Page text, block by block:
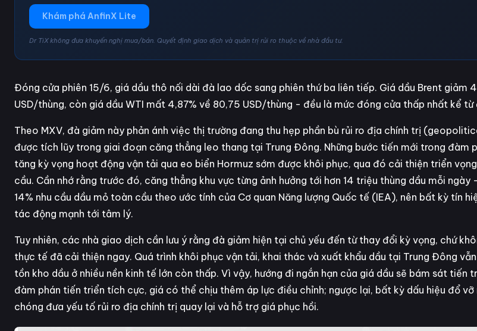
Khám phá AnfinX Lite
Dr TiX không đưa khuyến nghị mua/bán. Quyết định giao dịch và quản trị rủi ro thuộc về nhà đầu tư.
Đóng cửa phiên 15/6, giá dầu thô nối dài đà lao dốc sang phiên thứ ba liên tiếp. Giá dầu Brent giảm
USD/thùng, còn giá dầu WTI mất 4,87% về 80,75 USD/thùng - đều là mức đóng cửa thấp nhất kể từ
Theo MXV, đà giảm này phản ánh việc thị trường đang thu hẹp phần bù rủi ro địa chính trị
được tích lũy trong giai đoạn căng thẳng leo thang tại Trung Đông. Những bước tiến mới trong đàm
tăng kỳ vọng hoạt động vận tải qua eo biển Hormuz sớm được khôi phục, qua đó cải thiện triển
cầu. Cần nhớ rằng trước đó, căng thẳng khu vực từng ảnh hưởng tới hơn 14 triệu thùng dầu mỗi
14% nhu cầu dầu mỏ toàn cầu theo ước tính của Cơ quan Năng lượng Quốc tế (IEA), nên bất kỳ tín
tác động mạnh tới tâm lý.
Tuy nhiên, các nhà giao dịch cần lưu ý rằng đà giảm hiện tại chủ yếu đến từ thay đổi kỳ vọng, chứ
thực tế đã cải thiện ngay. Quá trình khôi phục vận tải, khai thác và xuất khẩu dầu tại Trung Đông
tồn kho dầu ở nhiều nền kinh tế lớn còn thấp. Vì vậy, hướng đi ngắn hạn của giá dầu sẽ bám sát tiến
đàm phán tiến triển tích cực, giá có thể chịu thêm áp lực điều chỉnh; ngược lại, bất kỳ dấu hiệu đổ
chóng đưa yếu tố rủi ro địa chính trị quay lại và hỗ trợ giá phục hồi.